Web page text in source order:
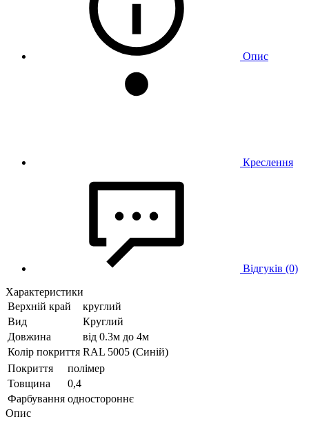
Опис
Креслення
Відгуків (0)
Характеристики
Верхній край
круглий
Вид
Круглий
Довжина
від 0.3м до 4м
Колір покриття RAL 5005 (Синій)
Покриття
полімер
Товщина
0,4
Фарбування одностороннє
Опис